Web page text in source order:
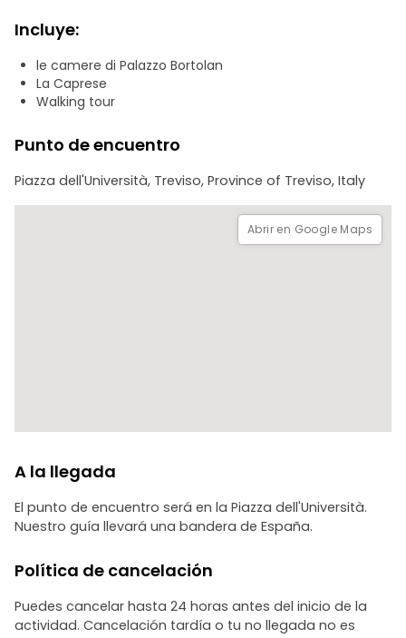
Acompáñanos en nuestro tour por el centro de Treviso y
sumérgete en la riqueza cultural que esta encantadora
ciudad italiana tiene para ofrecer. Desde antiguas murallas
hasta pintorescos canales, cada paso te llevará a través
de siglos de historia y encanto.
de esta encantadora ciudad!
Incluye:
le camere di Palazzo Bortolan
La Caprese
Walking tour
Punto de encuentro
Piazza dell'Università, Treviso, Province of Treviso, Italy
Abrir en Google Maps
A la llegada
El punto de encuentro será en la Piazza dell'Università.
Nuestro guía llevará una bandera de España.
Política de cancelación
Puedes cancelar hasta 24 horas antes del inicio de la
actividad. Cancelación tardía o tu no llegada no es